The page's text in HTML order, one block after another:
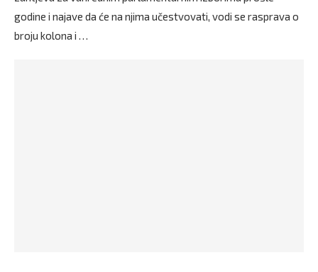
godine i najave da će na njima učestvovati, vodi se rasprava o
broju kolona i …